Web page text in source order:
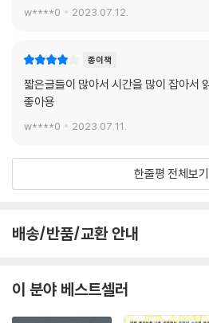
--- p.245 「일론 머스크」중에서
--- p.252 「일론 머스크」중에서
가장 큰 위험(risk)은 위험을 피해 가는 것
에서 위험을 피해가는 전략으로는 반드시 실
아침마다 어떤 옷을 입고 출근할지, 뭘 먹
사하기 위한 최고의 방법을 찾기 위해 내 모
사람들은 ‘혁신’이 창의적인 아이디어를
신은 빨리 움직이고, 많은 것을 시도해보는
w****0 2023.07.12.
종이책
짧은글들이 많아서 시간을 많이 잡아서
좋아용
w****0 2023.07.11.
한줄평 전체보기
배송/반품/교환 안내
이 분야 베스트셀러